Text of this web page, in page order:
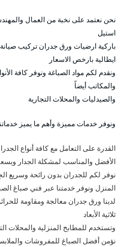
نحن نعتمد على نخبة من العمال
استيل
باركية ارضيات ورق جدران تركيب
ايطالية بارخص الاسعار
ونقدم لكم مواد الصباغة ونوفر كافة
والمكاتب أيضاً
والصيدليات والمحلات التجارية
ونوفر خدمات مميزة وأهم ما يميز
القدرة على التعامل مع كافة أنواع
الأفضل والمناسب لمشكلة الجدار
نوفر لكم للجدران بدون رائحة وسريع
المنزل ونوفر خدمتنا عبر فني صباغ
لدينا ورق جدران معالجة ومقاومة
ثلاثية الأبعاد
وتستخدم للمطابخ المنزلية والمحلات
نؤمن أفضل الصباغ للمفروشات